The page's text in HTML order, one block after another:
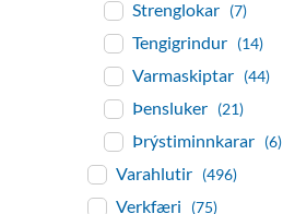
Strenglokar (7)
Tengigrindur (14)
Varmaskiptar (44)
Þensluker (21)
Þrýstiminnkarar (6)
Varahlutir (496)
Verkfæri (75)